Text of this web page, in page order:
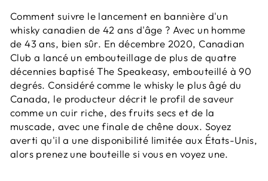
Comment suivre le lancement en bannière d'un
whisky canadien de 42 ans d'âge ? Avec un homme
de 43 ans, bien sûr. En décembre 2020, Canadian
Club a lancé un embouteillage de plus de quatre
décennies baptisé The Speakeasy, embouteillé à 90
degrés. Considéré comme le whisky le plus âgé du
Canada, le producteur décrit le profil de saveur
comme un cuir riche, des fruits secs et de la
muscade, avec une finale de chêne doux. Soyez
averti qu'il a une disponibilité limitée aux États-Unis,
alors prenez une bouteille si vous en voyez une.